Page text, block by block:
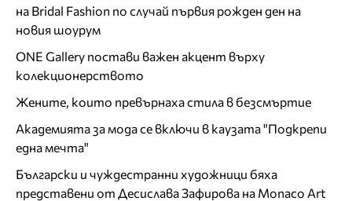
на Bridal Fashion по случай първия рожден ден на
новия шоурум
ONE Gallery постави важен акцент върху
колекционерството
Жените, които превърнаха стила в безсмъртие
Академията за мода се включи в каузата "Подкрепи
една мечта"
Български и чуждестранни художници бяха
представени от Десислава Зафирова на Monaco Art